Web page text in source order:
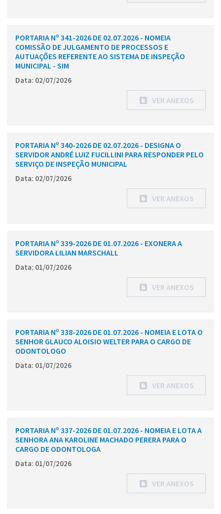
PORTARIA Nº 341-2026 DE 02.07.2026 - NOMEIA
COMISSÃO DE JULGAMENTO DE PROCESSOS E
AUTUAÇÕES REFERENTE AO SISTEMA DE INSPEÇÃO
MUNICIPAL - SIM
Data: 02/07/2026
VER ANEXOS
PORTARIA Nº 340-2026 DE 02.07.2026 - DESIGNA O
SERVIDOR ANDRÉ LUIZ FUCILLINI PARA RESPONDER PELO
SERVIÇO DE INSPEÇÃO MUNICIPAL
Data: 02/07/2026
VER ANEXOS
PORTARIA Nº 339-2026 DE 01.07.2026 - EXONERA A
SERVIDORA LILIAN MARSCHALL
Data: 01/07/2026
VER ANEXOS
PORTARIA Nº 338-2026 DE 01.07.2026 - NOMEIA E LOTA O
SENHOR GLAUCO ALOISIO WELTER PARA O CARGO DE
ODONTOLOGO
Data: 01/07/2026
VER ANEXOS
PORTARIA Nº 337-2026 DE 01.07.2026 - NOMEIA E LOTA A
SENHORA ANA KAROLINE MACHADO PERERA PARA O
CARGO DE ODONTOLOGA
Data: 01/07/2026
VER ANEXOS